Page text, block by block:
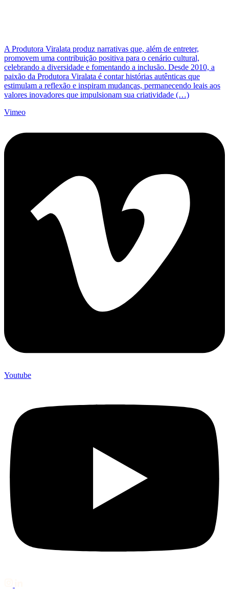
A Produtora Viralata produz narrativas que, além de entreter,
promovem uma contribuição positiva para o cenário cultural,
celebrando a diversidade e fomentando a inclusão. Desde 2010, a
paixão da Produtora Viralata é contar histórias autênticas que
estimulam a reflexão e inspiram mudanças, permanecendo leais aos
valores inovadores que impulsionam sua criatividade (…)
Vimeo
Youtube